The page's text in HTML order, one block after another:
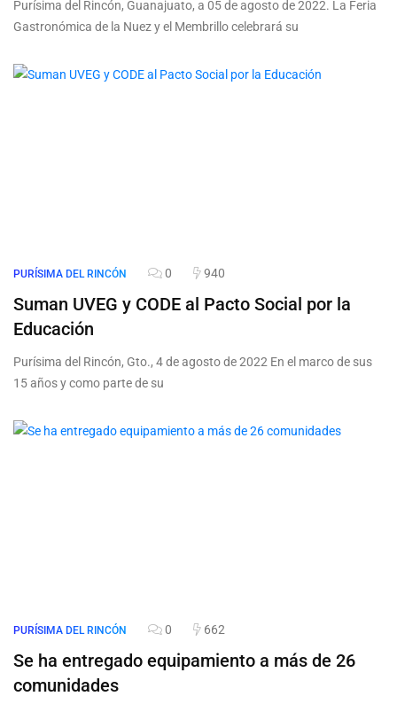
Purísima del Rincón, Guanajuato, a 05 de agosto de 2022. La Feria
Gastronómica de la Nuez y el Membrillo celebrará su
PURÍSIMA DEL RINCÓN 0 940
Suman UVEG y CODE al Pacto Social por la
Educación
Purísima del Rincón, Gto., 4 de agosto de 2022 En el marco de sus
15 años y como parte de su
PURÍSIMA DEL RINCÓN 0 662
Se ha entregado equipamiento a más de 26
comunidades